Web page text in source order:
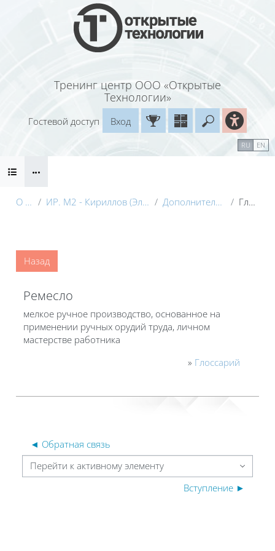
Перейти к основному содержанию
Тренинг центр ООО «Открытые
Технологии»
Введите
Гостевой доступ
Вход
RU EN
Блоки
О курсе ИР. М2 - Кириллов (Электронный курс) с видео Дополнительные материалы Глоссарий
Назад
Ремесло
мелкое ручное производство, основанное на
применении ручных орудий труда, личном
мастерстве работника
» Глоссарий
◄ Обратная связь
Перейти к активному элементу
Вступление ►